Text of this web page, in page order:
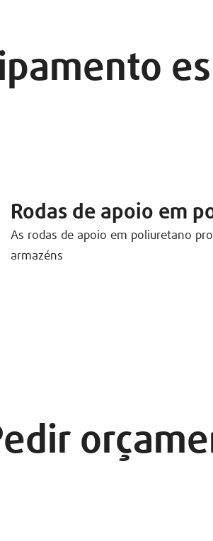
Rodas de apoio em
As rodas de apoio em poliuretano
armazéns